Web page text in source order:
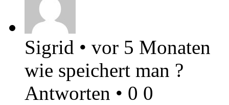
Sigrid • vor 5 Monaten
wie speichert man ?
Antworten • 0 0